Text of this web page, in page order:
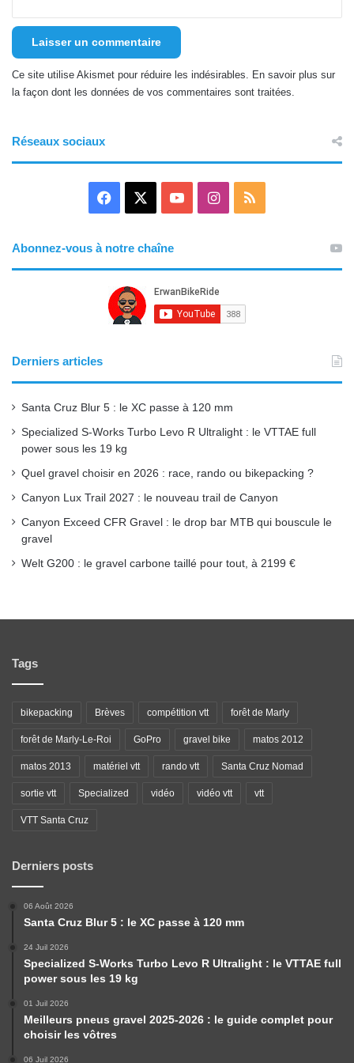
Ce site utilise Akismet pour réduire les indésirables. En savoir plus sur
la façon dont les données de vos commentaires sont traitées.
Réseaux sociaux
e
b
o
T
u
e
I
a
r
Abonnez-vous à notre chaîne
Derniers articles
Santa Cruz Blur 5 : le XC passe à 120 mm
Specialized S-Works Turbo Levo R Ultralight : le VTTAE full
power sous les 19 kg
Quel gravel choisir en 2026 : race, rando ou bikepacking ?
Canyon Lux Trail 2027 : le nouveau trail de Canyon
Canyon Exceed CFR Gravel : le drop bar MTB qui bouscule le
gravel
Welt G200 : le gravel carbone taillé pour tout, à 2199 €
Tags
bikepacking Brèves compétition vtt forêt de Marly
forêt de Marly-Le-Roi GoPro gravel bike matos 2012
matos 2013 matériel vtt rando vtt Santa Cruz Nomad
sortie vtt Specialized vidéo vidéo vtt vtt
VTT Santa Cruz
Derniers posts
06 Août 2026
Santa Cruz Blur 5 : le XC passe à 120 mm
24 Juil 2026
Specialized S-Works Turbo Levo R Ultralight : le VTTAE full
power sous les 19 kg
01 Juil 2026
Meilleurs pneus gravel 2025-2026 : le guide complet pour
choisir les vôtres
06 Juil 2026